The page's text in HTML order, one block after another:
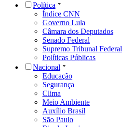
Política
Índice CNN
Governo Lula
Câmara dos Deputados
Senado Federal
Supremo Tribunal Federal
Políticas Públicas
Nacional
Educação
Segurança
Clima
Meio Ambiente
Auxílio Brasil
São Paulo